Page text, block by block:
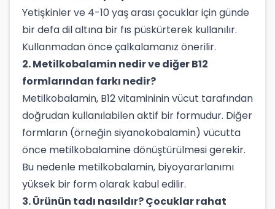
Yetişkinler ve 4-10 yaş arası çocuklar için günde
bir defa dil altına bir fıs püskürterek kullanılır.
Kullanmadan önce çalkalamanız önerilir.
2. Metilkobalamin nedir ve diğer B12
formlarından farkı nedir?
Metilkobalamin, B12 vitamininin vücut tarafından
doğrudan kullanılabilen aktif bir formudur. Diğer
formların (örneğin siyanokobalamin) vücutta
önce metilkobalamine dönüştürülmesi gerekir.
Bu nedenle metilkobalamin, biyoyararlanımı
yüksek bir form olarak kabul edilir.
3. Ürünün tadı nasıldır? Çocuklar rahat